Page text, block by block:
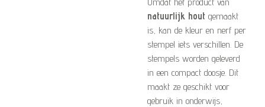
natuurlijk hout gemaakt
is, kan de kleur en nerf per
stempel iets verschillen. De
stempels worden geleverd
in een compact doosje. Dit
maakt ze geschikt voor
gebruik in onderwijs,